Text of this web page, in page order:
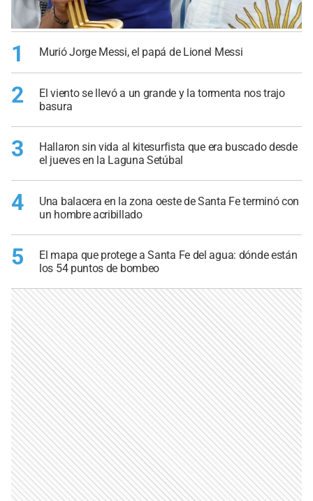
1 Murió Jorge Messi, el papá de Lionel Messi
2
El viento se llevó a un grande y la tormenta nos trajo
basura
3
Hallaron sin vida al kitesurfista que era buscado desde
el jueves en la Laguna Setúbal
4
Una balacera en la zona oeste de Santa Fe terminó con
un hombre acribillado
5
El mapa que protege a Santa Fe del agua: dónde están
los 54 puntos de bombeo